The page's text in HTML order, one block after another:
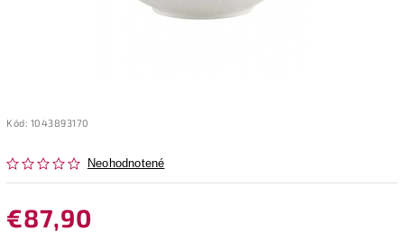
Kód: 1043893170
Neohodnotené
€87,90